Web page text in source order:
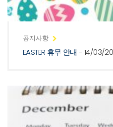
공지사항
EASTER 휴무 안내 - 14/03/